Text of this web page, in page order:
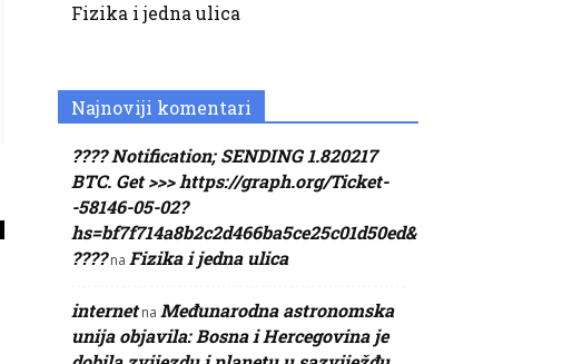
Fizika i jedna ulica
Najnoviji komentari
???? Notification; SENDING 1.820217
BTC. Get >>> https://graph.org/Ticket-
-58146-05-02?
hs=bf7f714a8b2c2d466ba5ce25c01d50ed&
????na Fizika i jedna ulica
internetna Međunarodna astronomska
unija objavila: Bosna i Hercegovina je